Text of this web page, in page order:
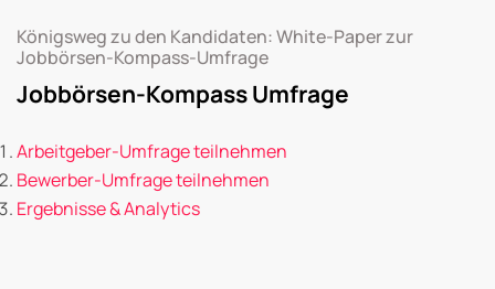
Königsweg zu den Kandidaten: White-Paper zur
Jobbörsen-Kompass-Umfrage
Jobbörsen-Kompass Umfrage
Arbeitgeber-Umfrage teilnehmen
Bewerber-Umfrage teilnehmen
Ergebnisse & Analytics